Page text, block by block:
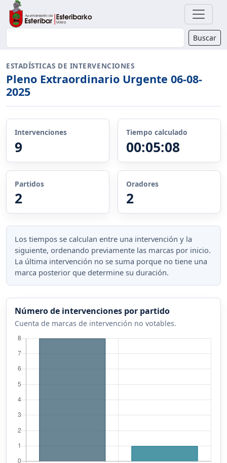
Buscador Buscar
ESTADÍSTICAS DE INTERVENCIONES
Pleno Extraordinario Urgente 06-08-
2025
Intervenciones
9
Tiempo calculado
00:05:08
Partidos
2
Oradores
2
Los tiempos se calculan entre una intervención y la
siguiente, ordenando previamente las marcas por inicio.
La última intervención no se suma porque no tiene una
marca posterior que determine su duración.
Número de intervenciones por partido
Cuenta de marcas de intervención no votables.